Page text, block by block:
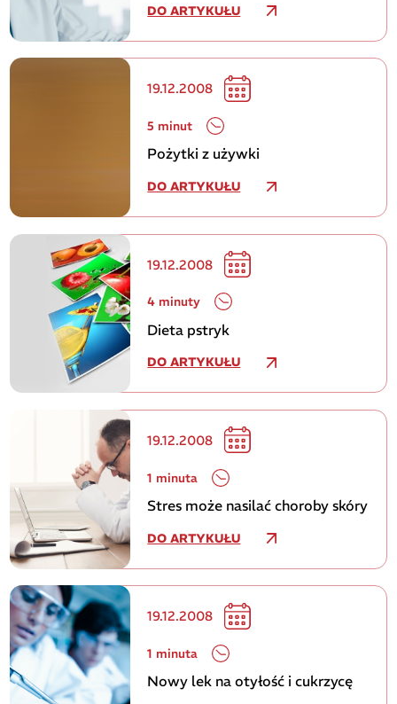
DO ARTYKUŁU
19.12.2008
5 minut
Pożytki z używki
DO ARTYKUŁU
19.12.2008
4 minuty
Dieta pstryk
DO ARTYKUŁU
19.12.2008
1 minuta
Stres może nasilać choroby skóry
DO ARTYKUŁU
19.12.2008
1 minuta
Nowy lek na otyłość i cukrzycę